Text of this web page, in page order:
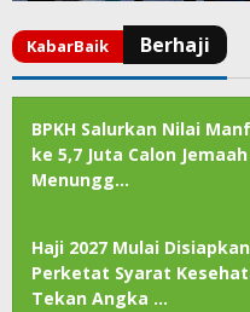
BPKH Salurkan Nilai
ke 5,7 Juta Calon
Menungg…
Haji 2027 Mulai
Perketat Syarat
Tekan Angka …